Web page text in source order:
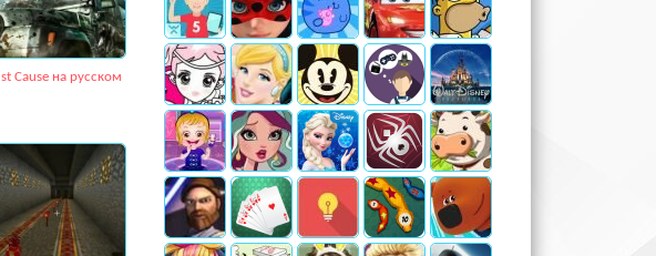
Cause на русском